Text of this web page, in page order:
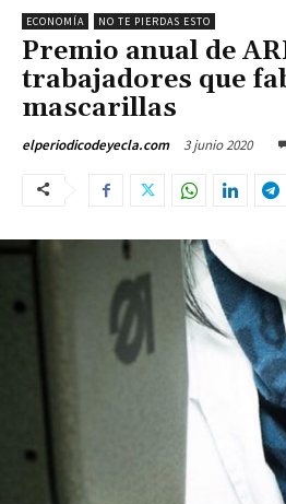
ECONOMÍA NO TE PIERDAS ESTO
Premio anual de
trabajadores que
mascarillas
elperiodicodeyecla.com 3 junio 2020